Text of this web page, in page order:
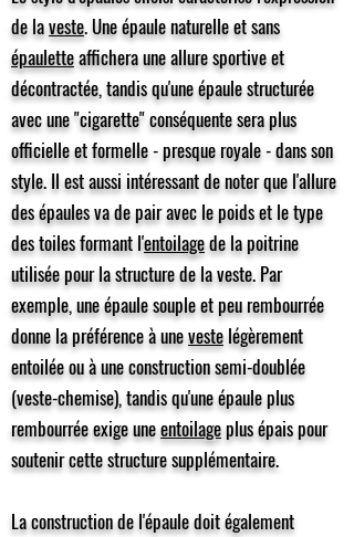
de laveste. Une épaule naturelle et sans
épauletteaffichera une allure sportive et
décontractée, tandis qu'une épaule structurée
avec une "cigarette" conséquente sera plus
officielle et formelle - presque royale - dans son
style. Il est aussi intéressant de noter que l'allure
des épaules va de pair avec le poids et le type
des toiles formant l'entoilagede la poitrine
utilisée pour la structure de la veste. Par
exemple, une épaule souple et peu rembourrée
donne la préférence à unevestelégèrement
entoilée ou à une construction semi-doublée
(veste-chemise), tandis qu'une épaule plus
rembourrée exige uneentoilageplus épais pour
soutenir cette structure supplémentaire.
La construction de l'épaule doit également